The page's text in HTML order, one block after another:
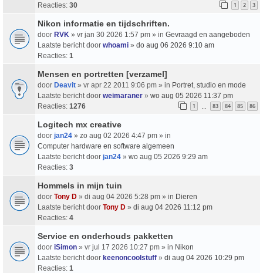
Reacties: 30 1 2 3
Nikon informatie en tijdschriften.
door RVK » vr jan 30 2026 1:57 pm » in Gevraagd en aangeboden
Laatste bericht door whoami » do aug 06 2026 9:10 am
Reacties: 1
Mensen en portretten [verzamel]
door Deavit » vr apr 22 2011 9:06 pm » in Portret, studio en mode
Laatste bericht door weimaraner » wo aug 05 2026 11:37 pm
Reacties: 1276 1 … 83 84 85 86
Logitech mx creative
door jan24 » zo aug 02 2026 4:47 pm » in
Computer hardware en software algemeen
Laatste bericht door jan24 » wo aug 05 2026 9:29 am
Reacties: 3
Hommels in mijn tuin
door Tony D » di aug 04 2026 5:28 pm » in Dieren
Laatste bericht door Tony D » di aug 04 2026 11:12 pm
Reacties: 4
Service en onderhouds pakketten
door iSimon » vr jul 17 2026 10:27 pm » in Nikon
Laatste bericht door keenoncoolstuff » di aug 04 2026 10:29 pm
Reacties: 1